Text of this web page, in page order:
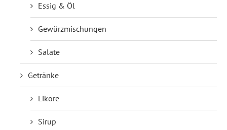
Essig & Öl
Gewürzmischungen
Salate
Getränke
Liköre
Sirup